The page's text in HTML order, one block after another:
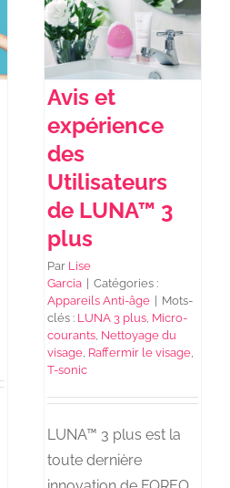
Avis et
expérience
des
Utilisateurs
de LUNA™ 3
plus
Par Lise
Garcia
Catégories :
Appareils Anti-âge
Mots-
clés : LUNA 3 plus, Micro-
courants, Nettoyage du
visage, Raffermir le visage,
T-sonic
LUNA™ 3 plus est la
toute dernière